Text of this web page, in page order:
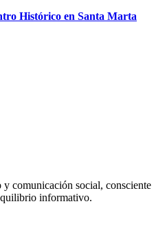
Histórico en Santa Marta
comunicación social, consciente
informativo.